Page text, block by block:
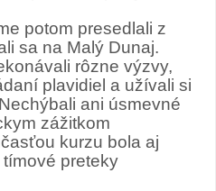
potom presedlali z
sa na Malý Dunaj.
rôzne výzvy,
plavidiel a užívali si
ani úsmevné
zážitkom
kurzu bola aj
preteky